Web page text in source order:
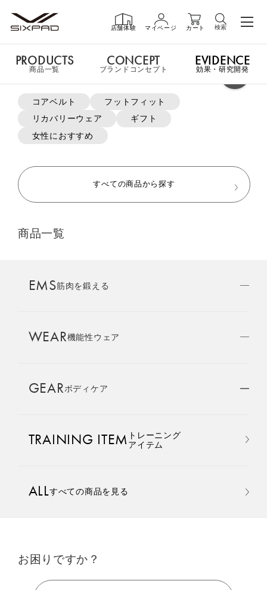
店舗体験 マイページ カート 検索
PRODUCTS商品一覧
GIFT ギフト
LIVE SHOPPING
AMBASSADOR
SIXPAD APP
COLUMN
LARGE ORDER⼤⼝注⽂窓⼝
MULTI EMS
よく検索されているキーワード
コアベルト
フットフィット
リカバリーウェア
ギフト
女性におすすめ
すべての商品から探す
商品一覧
EMS筋肉を鍛える
WEAR機能性ウェア
GEARボディケア
TRAINING ITEM トレーニング
アイテム
ALLすべての商品を見る
お困りですか？
PRODUCTS
商品一覧
CONCEPT
ブランドコンセプト
EVIDENCE
効果・研究開発
申し訳ございません。この商品には詳細情報がありません。
おすすめ商品・新商品はこちら
手軽に、パワフルに、進化。